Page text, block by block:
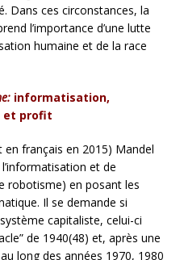
Dans ces circonstances, la
l’importance d’une lutte
humaine et de la race
informatisation,
et profit
en français en 2015) Mandel
et de
robotisme) en posant les
Il se demande si
capitaliste, celui-ci
de 1940(48) et, après une
long des années 1970, 1980